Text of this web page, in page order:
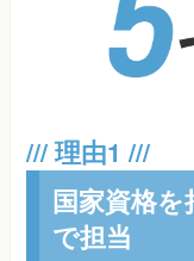
国家資格を
で担当